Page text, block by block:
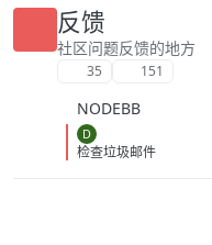
1459人评分 IMDb 烂
3.2/5 176人评分 观众
面上，一艘装载着核卫
被一个名叫信（张东
的信跟随全家人从北
害。姐弟二人自此失
俱增，最终引发了现在
的下落，韩国防部查明
饰）展开追捕行动。通
反馈
社区问题反馈的地方
35 151
NODEBB
D
检查垃圾邮件